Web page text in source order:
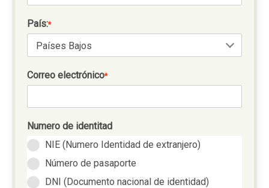
País:*
Correo electrónico*
Numero de identitad
NIE (Numero Identidad de extranjero)
Número de pasaporte
DNI (Documento nacional de identidad)